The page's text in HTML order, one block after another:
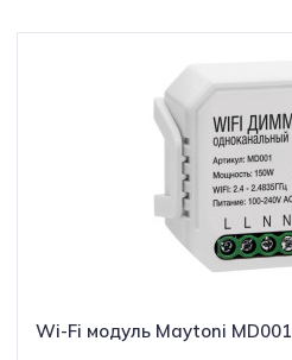
Wi-Fi модуль Maytoni MD001